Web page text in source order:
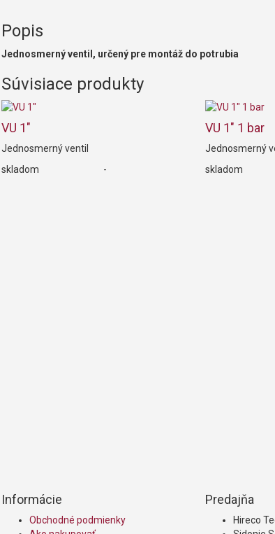
Popis
Jednosmerný ventil, určený pre montáž do potrubia
Súvisiace produkty
VU 1"
Jednosmerný ventil
skladom
-
VU 1" 1 bar
Jednosmerný
skladom
Informácie
Obchodné podmienky
Predajňa
Hireco